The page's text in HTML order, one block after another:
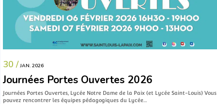
30 / JAN. 2026
Journées Portes Ouvertes 2026
Journées Portes Ouvertes, Lycée Notre Dame de la Paix (et Lycée Saint-Louis) Vous
pouvez rencontrer les équipes pédagogiques du Lycée…